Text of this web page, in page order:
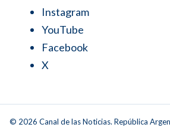
Instagram
YouTube
Facebook
X
© 2026 Canal de las Noticias. República